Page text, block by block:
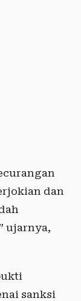
dan
ujarnya,
sanksi